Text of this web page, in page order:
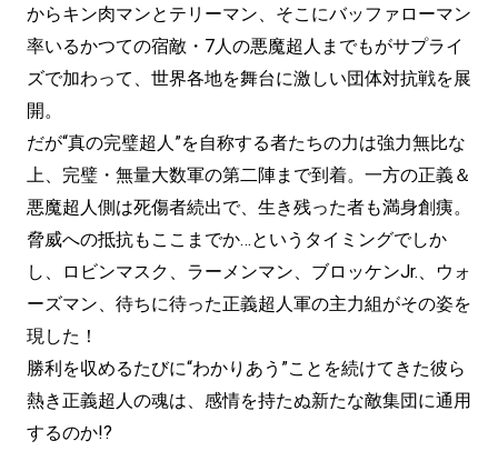
からキン肉マンとテリーマン、そこにバッファローマン
率いるかつての宿敵・7人の悪魔超人までもがサプライ
ズで加わって、世界各地を舞台に激しい団体対抗戦を展
開。
だが“真の完璧超人”を自称する者たちの力は強力無比な
上、完璧・無量大数軍の第二陣まで到着。一方の正義＆
悪魔超人側は死傷者続出で、生き残った者も満身創痍。
脅威への抵抗もここまでか…というタイミングでしか
し、ロビンマスク、ラーメンマン、ブロッケンJr.、ウォ
ーズマン、待ちに待った正義超人軍の主力組がその姿を
現した！
勝利を収めるたびに“わかりあう”ことを続けてきた彼ら
熱き正義超人の魂は、感情を持たぬ新たな敵集団に通用
するのか!?